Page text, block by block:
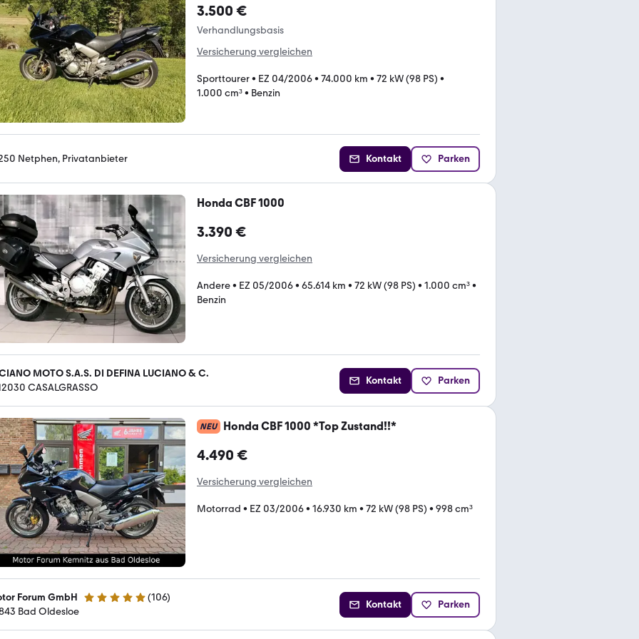
3.500 €
Verhandlungsbasis
Versicherung vergleichen
Sporttourer• EZ 04/2006• 74.000 km • 72 kW (98 PS) •
1.000 cm³• Benzin
Netphen, Privatanbieter Kontakt Parken
Honda CBF 1000
3.390 €
Versicherung vergleichen
Andere• EZ 05/2006• 65.614 km • 72 kW (98 PS) • 1.000 cm³•
Benzin
MOTO S.A.S. DI DEFINA LUCIANO & C.
CASALGRASSO
Kontakt Parken
NEU Honda CBF 1000 *Top Zustand!!*
4.490 €
Versicherung vergleichen
Motorrad • EZ 03/2006• 16.930 km • 72 kW (98 PS) • 998 cm³
Forum GmbH 5 Sterne (106)
Bad Oldesloe
Kontakt Parken